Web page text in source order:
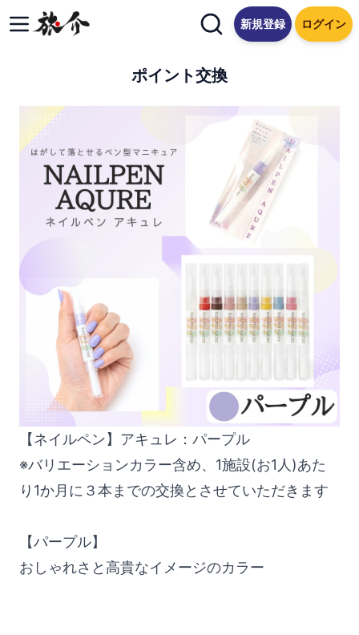
新規登録 ログイン
ポイント交換
【ネイルペン】アキュレ：パープル
※バリエーションカラー含め、1施設(お1人)あた
り1か月に３本までの交換とさせていただきます
【パープル】
おしゃれさと高貴なイメージのカラー